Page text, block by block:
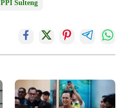
PPI Sulteng